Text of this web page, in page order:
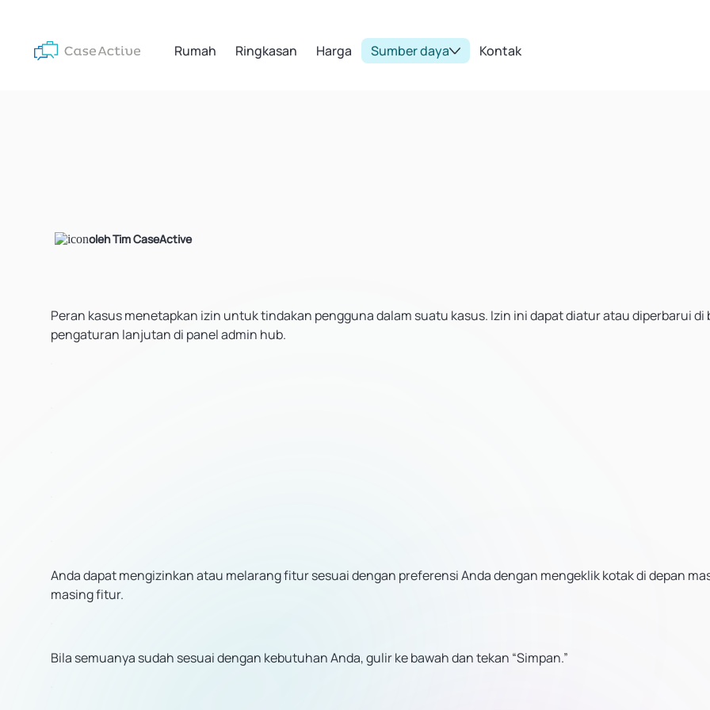
Rumah Ringkasan Harga Sumber daya Kontak
oleh Tim CaseActive
Peran kasus menetapkan izin untuk tindakan pengguna dalam suatu kasus. Izin ini dapat diatur atau diperbarui di
pengaturan lanjutan di panel admin hub.
Anda dapat mengizinkan atau melarang fitur sesuai dengan preferensi Anda dengan mengeklik kotak di depan
masing fitur.
Bila semuanya sudah sesuai dengan kebutuhan Anda, gulir ke bawah dan tekan “Simpan.”